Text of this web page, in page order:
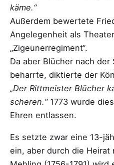
käme.“
Außerdem bewertete
Angelegenheit als
„Zigeunerregiment“.
Da aber Blücher nach
beharrte, diktierte der
„Der Rittmeister Blücher
scheren.“1773 wurde
Ehren entlassen.
Es setzte zwar eine 13-
ein, aber durch die Heirat